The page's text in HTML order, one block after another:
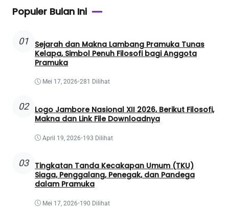
Populer Bulan Ini
01
Sejarah dan Makna Lambang Pramuka Tunas
Kelapa, Simbol Penuh Filosofi bagi Anggota
Pramuka
Mei 17, 2026•281 Dilihat
02
Logo Jambore Nasional XII 2026, Berikut Filosofi,
Makna dan Link File Downloadnya
April 19, 2026•193 Dilihat
03
Tingkatan Tanda Kecakapan Umum (TKU)
Siaga, Penggalang, Penegak, dan Pandega
dalam Pramuka
Mei 17, 2026•190 Dilihat